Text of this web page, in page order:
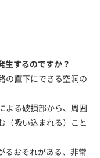
生するのですか？
の直下にできる空洞の
よる破損部から、周囲
（吸い込まれる）こと
るおそれがある、非常